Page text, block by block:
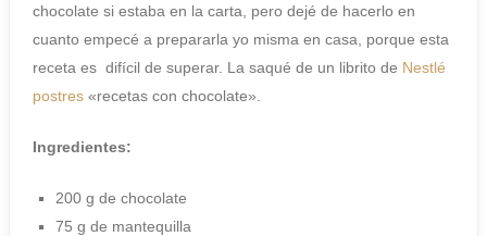
chocolate si estaba en la carta, pero dejé de hacerlo en
cuanto empecé a prepararla yo misma en casa, porque esta
receta es difícil de superar. La saqué de un librito de Nestlé
postres «recetas con chocolate».
Ingredientes:
200 g de chocolate
75 g de mantequilla